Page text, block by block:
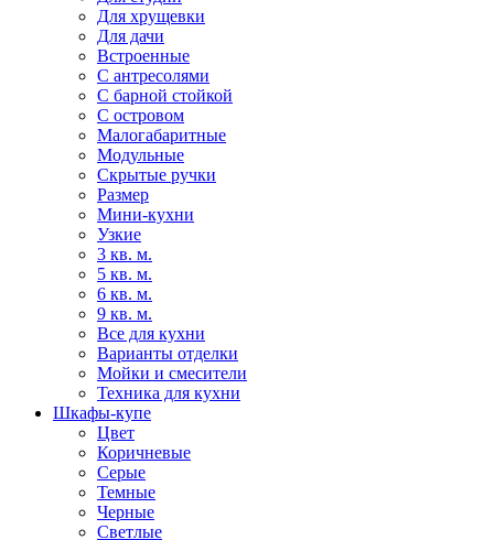
Для хрущевки
Для дачи
Встроенные
С антресолями
С барной стойкой
С островом
Малогабаритные
Модульные
Скрытые ручки
Размер
Мини-кухни
Узкие
3 кв. м.
5 кв. м.
6 кв. м.
9 кв. м.
Все для кухни
Варианты отделки
Мойки и смесители
Техника для кухни
Шкафы-купе
Цвет
Коричневые
Серые
Темные
Черные
Светлые